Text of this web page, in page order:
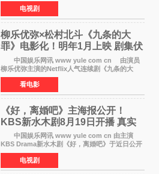
成、李银泉等人一同出席，为新剧宣传造势。这
是孔晓振继《毛骨
电视剧
柳乐优弥×松村北斗《九条的大
罪》电影化！明年1月上映 剧集伏
笔将全面揭晓
中国娱乐网讯 www yule com cn 由演员
柳乐优弥主演的Netflix人气连续剧《九条的大
罪》正式宣布改编为电影，将于明年1月8日全国
上映。柳乐优弥与SixTONES松村北斗再度联
手，为观众带来这部
看电影
《好，离婚吧》主海报公开！
KBS新水木剧8月19日开播 真实
离婚体验记来袭
中国娱乐网讯 www yule com cn 由主演
KBS Drama新水木剧《好，离婚吧》于近日公开
主海报，正式进入开播倒计时。 海报中，男
女主角背对背站立，各自望向不同方向，中央的
空白与冷漠的表情
电视剧